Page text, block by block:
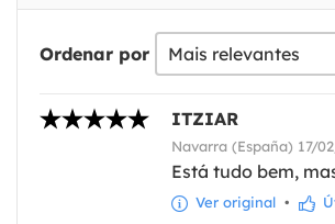
Ordenar por
ITZIAR
Navarra (España) 17/
Está tudo bem,
Ver original •